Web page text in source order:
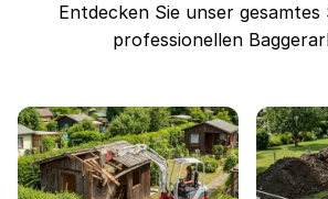
Entdecken Sie unser
professionellen